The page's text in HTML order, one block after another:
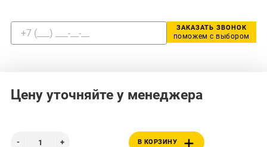
ЗАКАЗАТЬ ЗВОНОК
поможем с выбором
Цену уточняйте у менеджера
В КОРЗИНУ